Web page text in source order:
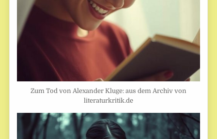
Zum Tod von Alexander Kluge: aus dem Archiv von
literaturkritik.de